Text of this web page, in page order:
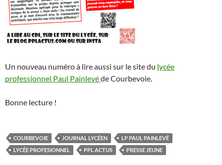
Un nouveau numéro à lire aussi sur le site du lycée
professionnel Paul Painlevéde Courbevoie.
Bonne lecture !
COURBEVOIE JOURNAL LYCÉEN
LP PAUL PAINLEVÉ
LYCÉE PROFESIONNEL
PPL ACTUS PRESSE JEUNE